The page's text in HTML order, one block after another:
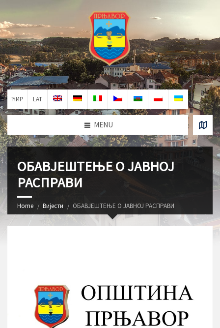
ЋИР LAT
MENU
ОБАВЈЕШТЕЊЕ О ЈАВНОЈ
РАСПРАВИ
Home Вијести ОБАВЈЕШТЕЊЕ О ЈАВНОЈ РАСПРАВИ